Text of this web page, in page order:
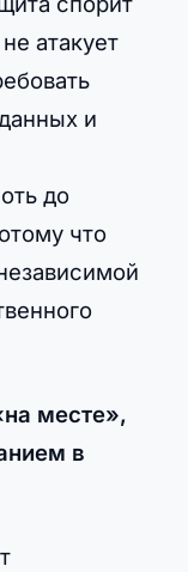
атакует
и
до
что
месте»,
в